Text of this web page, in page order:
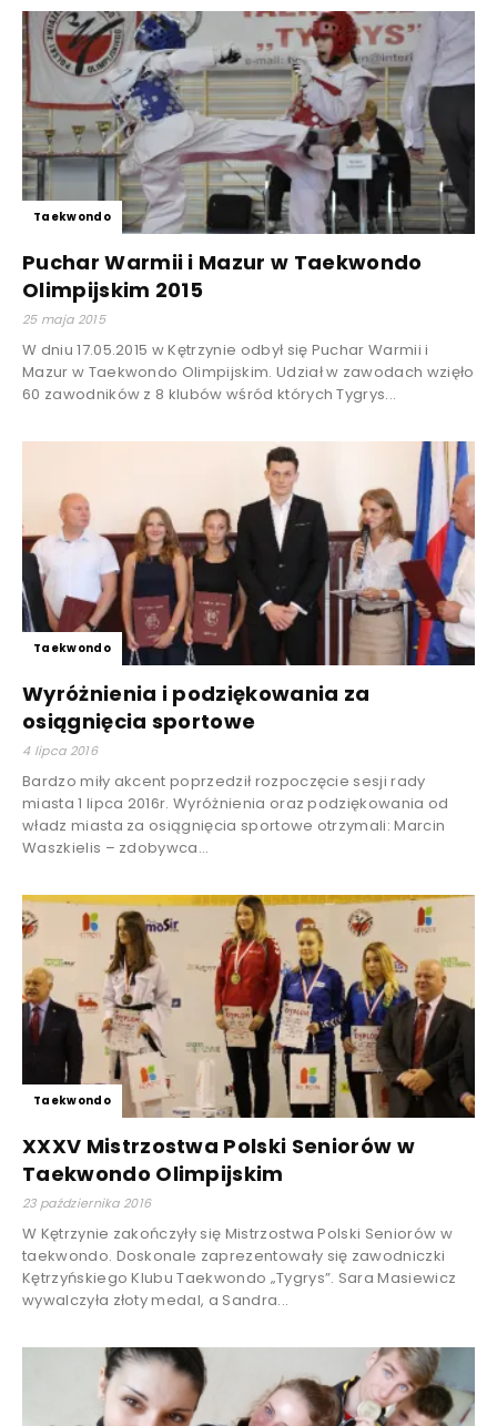
Taekwondo
Puchar Warmii i Mazur w Taekwondo
Olimpijskim 2015
25 maja 2015
W dniu 17.05.2015 w Kętrzynie odbył się Puchar Warmii i
Mazur w Taekwondo Olimpijskim. Udział w zawodach wzięło
60 zawodników z 8 klubów wśród których Tygrys...
Taekwondo
Wyróżnienia i podziękowania za
osiągnięcia sportowe
4 lipca 2016
Bardzo miły akcent poprzedził rozpoczęcie sesji rady
miasta 1 lipca 2016r. Wyróżnienia oraz podziękowania od
władz miasta za osiągnięcia sportowe otrzymali: Marcin
Waszkielis – zdobywca...
Taekwondo
XXXV Mistrzostwa Polski Seniorów w
Taekwondo Olimpijskim
23 października 2016
W Kętrzynie zakończyły się Mistrzostwa Polski Seniorów w
taekwondo. Doskonale zaprezentowały się zawodniczki
Kętrzyńskiego Klubu Taekwondo „Tygrys”. Sara Masiewicz
wywalczyła złoty medal, a Sandra...